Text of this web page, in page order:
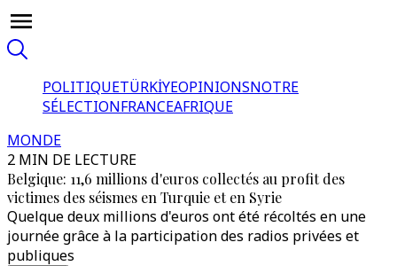
POLITIQUETÜRKİYEOPINIONSNOTRE
SÉLECTIONFRANCEAFRIQUE
MONDE
2 MIN DE LECTURE
Belgique: 11,6 millions d'euros collectés au profit des
victimes des séismes en Turquie et en Syrie
Quelque deux millions d'euros ont été récoltés en une
journée grâce à la participation des radios privées et
publiques